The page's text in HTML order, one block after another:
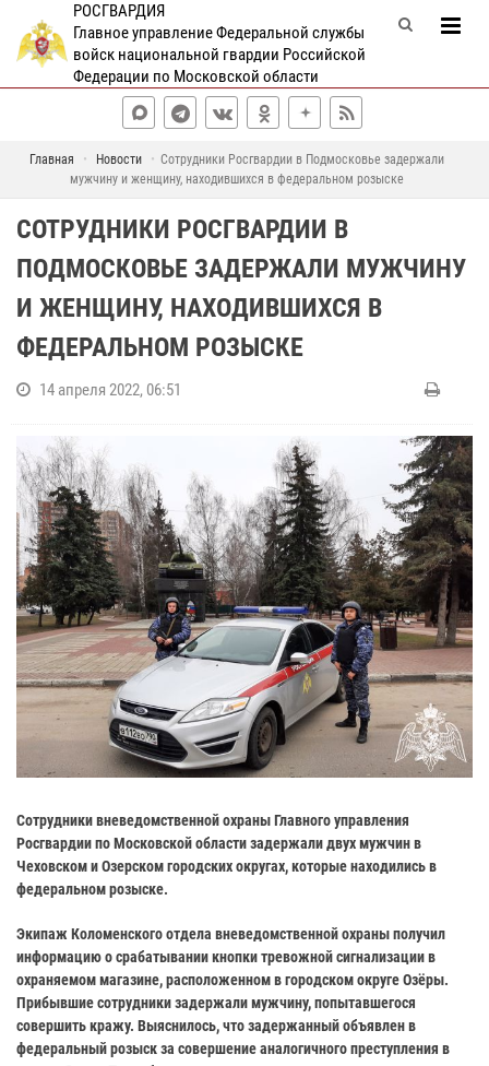
РОСГВАРДИЯ
Главное управление Федеральной службы
войск национальной гвардии Российской
Федерации по Московской области
Главная Новости
Сотрудники Росгвардии в Подмосковье задержали
мужчину и женщину, находившихся в федеральном розыске
СОТРУДНИКИ РОСГВАРДИИ В
ПОДМОСКОВЬЕ ЗАДЕРЖАЛИ МУЖЧИНУ
И ЖЕНЩИНУ, НАХОДИВШИХСЯ В
ФЕДЕРАЛЬНОМ РОЗЫСКЕ
14 апреля 2022, 06:51
Сотрудники вневедомственной охраны Главного управления
Росгвардии по Московской области задержали двух мужчин в
Чеховском и Озерском городских округах, которые находились в
федеральном розыске.
Экипаж Коломенского отдела вневедомственной охраны получил
информацию о срабатывании кнопки тревожной сигнализации в
охраняемом магазине, расположенном в городском округе Озёры.
Прибывшие сотрудники задержали мужчину, попытавшегося
совершить кражу. Выяснилось, что задержанный объявлен в
федеральный розыск за совершение аналогичного преступления в